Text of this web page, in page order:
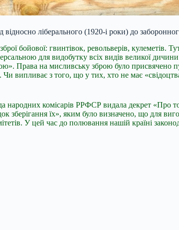
відносно ліберального (1920-і роки) до
бойової: гвинтівок, револьверів, кулеметів.
для видобутку всіх видів великої
Права на мисливську зброю було присвячено
Чи випливає з того, що у тих, хто не має
народних комісарів РРФСР видала декрет «Про
зберігання їх», яким було визначено, що для
У цей час до полювання нашій країні